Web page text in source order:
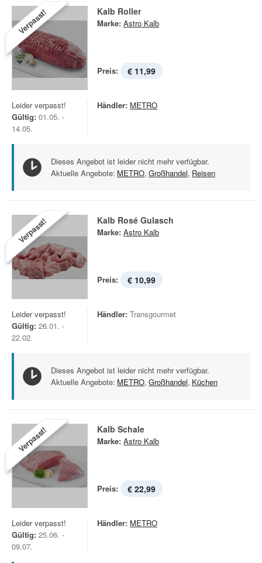
Verpasst! Kalb Roller
Marke: Astro Kalb
Preis: € 11,99
Leider verpasst!
Gültig: 01.05. -
14.05.
Händler: METRO
Dieses Angebot ist leider nicht mehr verfügbar.
Aktuelle Angebote: METRO, Großhandel, Reisen
Verpasst! Kalb Rosé Gulasch
Marke: Astro Kalb
Preis: € 10,99
Leider verpasst!
Gültig: 26.01. -
22.02.
Händler: Transgourmet
Dieses Angebot ist leider nicht mehr verfügbar.
Aktuelle Angebote: METRO, Großhandel, Küchen
Verpasst! Kalb Schale
Marke: Astro Kalb
Preis: € 22,99
Leider verpasst!
Gültig: 25.06. -
09.07.
Händler: METRO